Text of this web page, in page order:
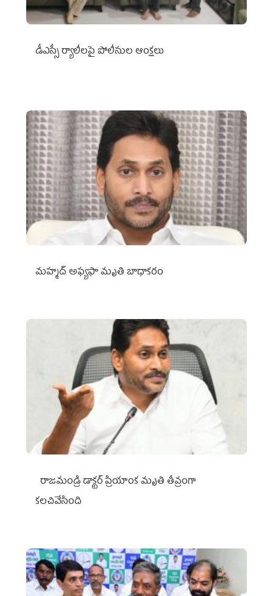
డీఎస్సీ ర్యాలీలపై పోలీసుల ఆంక్షలు
మహ్మద్‌ అఫ్యఫా మృతి బాధాకరం
రాజమండ్రి డాక్టర్‌ ప్రియాంక మృతి తీవ్రంగా
కలచివేసింది